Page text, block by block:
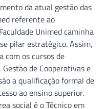
da atual gestão das
referente ao
Unimed caminha
pilar estratégico. Assim,
com os cursos de
de Cooperativas e
a qualificação formal de
ao ensino superior.
social é o Técnico em